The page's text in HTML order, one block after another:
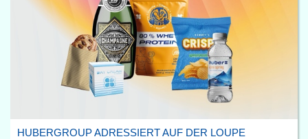
HUBERGROUP ADRESSIERT AUF DER LOUPE